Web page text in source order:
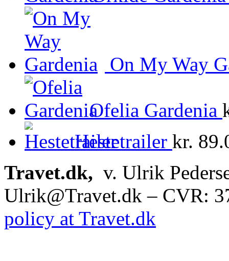
On My Way
Ofelia Gardenia
Hestetrailer kr.
Travet.dk, v. Ulrik
Ulrik@Travet.dk – CVR:
policy at Travet.dk